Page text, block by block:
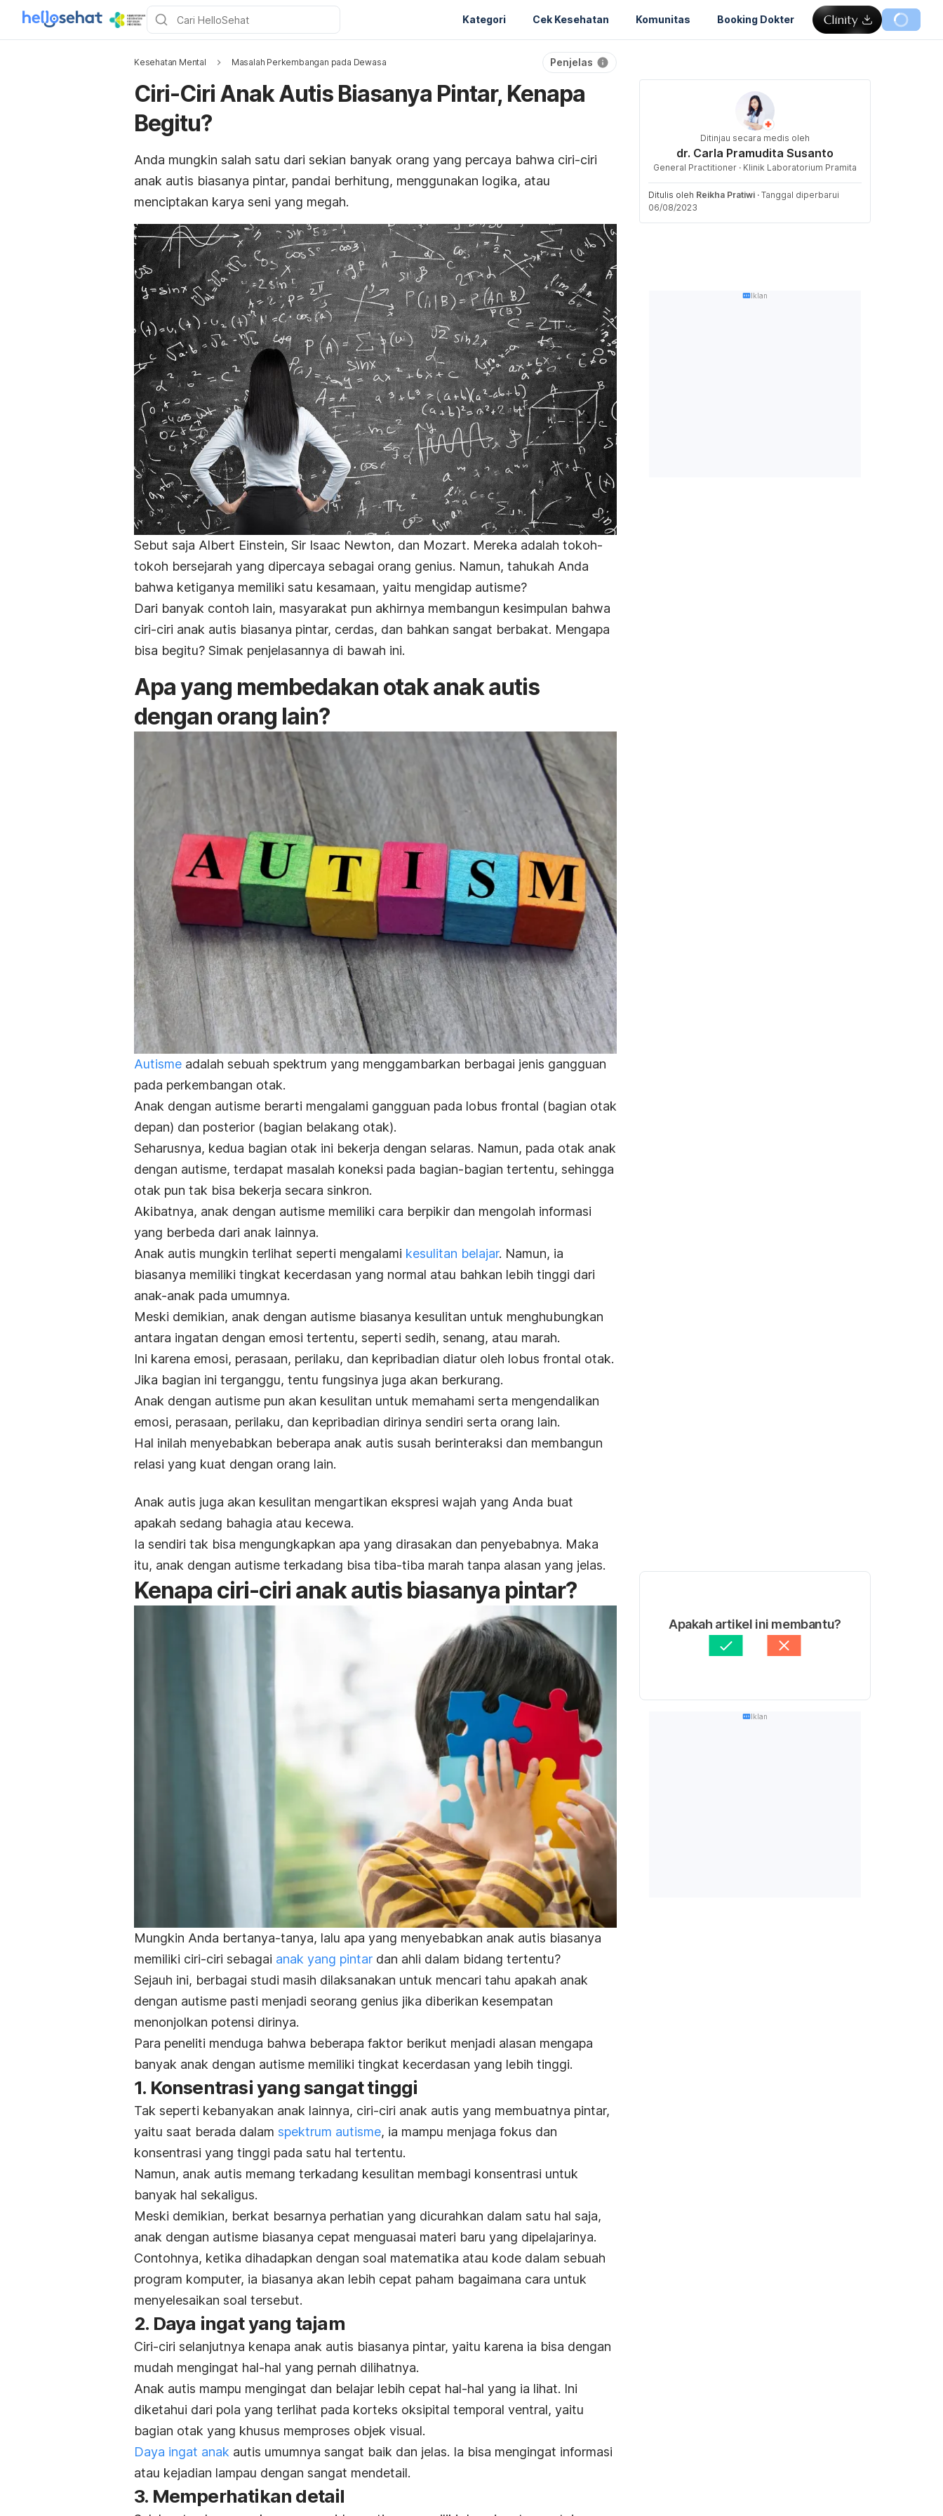
Kategori Cek Kesehatan Komunitas Booking Dokter
Kesehatan Mental Masalah Perkembangan pada Dewasa Penjelas
Ciri-Ciri Anak Autis Biasanya Pintar, Kenapa
Begitu?
Anda mungkin salah satu dari sekian banyak orang yang percaya bahwa ciri-ciri
anak autis biasanya pintar, pandai berhitung, menggunakan logika, atau
menciptakan karya seni yang megah.
Sebut saja Albert Einstein, Sir Isaac Newton, dan Mozart. Mereka adalah tokoh-
tokoh bersejarah yang dipercaya sebagai orang genius. Namun, tahukah Anda
bahwa ketiganya memiliki satu kesamaan, yaitu mengidap autisme?
Dari banyak contoh lain, masyarakat pun akhirnya membangun kesimpulan bahwa
ciri-ciri anak autis biasanya pintar, cerdas, dan bahkan sangat berbakat. Mengapa
bisa begitu? Simak penjelasannya di bawah ini.
Apa yang membedakan otak anak autis
dengan orang lain?
Autisme adalah sebuah spektrum yang menggambarkan berbagai jenis gangguan
pada perkembangan otak.
Anak dengan autisme berarti mengalami gangguan pada lobus frontal (bagian otak
depan) dan posterior (bagian belakang otak).
Seharusnya, kedua bagian otak ini bekerja dengan selaras. Namun, pada otak anak
dengan autisme, terdapat masalah koneksi pada bagian-bagian tertentu, sehingga
otak pun tak bisa bekerja secara sinkron.
Akibatnya, anak dengan autisme memiliki cara berpikir dan mengolah informasi
yang berbeda dari anak lainnya.
Anak autis mungkin terlihat seperti mengalami kesulitan belajar. Namun, ia
biasanya memiliki tingkat kecerdasan yang normal atau bahkan lebih tinggi dari
anak-anak pada umumnya.
Meski demikian, anak dengan autisme biasanya kesulitan untuk menghubungkan
antara ingatan dengan emosi tertentu, seperti sedih, senang, atau marah.
Ini karena emosi, perasaan, perilaku, dan kepribadian diatur oleh lobus frontal otak.
Jika bagian ini terganggu, tentu fungsinya juga akan berkurang.
Anak dengan autisme pun akan kesulitan untuk memahami serta mengendalikan
emosi, perasaan, perilaku, dan kepribadian dirinya sendiri serta orang lain.
Hal inilah menyebabkan beberapa anak autis susah berinteraksi dan membangun
relasi yang kuat dengan orang lain.
Anak autis juga akan kesulitan mengartikan ekspresi wajah yang Anda buat
apakah sedang bahagia atau kecewa.
Ia sendiri tak bisa mengungkapkan apa yang dirasakan dan penyebabnya. Maka
itu, anak dengan autisme terkadang bisa tiba-tiba marah tanpa alasan yang jelas.
Kenapa ciri-ciri anak autis biasanya pintar?
Mungkin Anda bertanya-tanya, lalu apa yang menyebabkan anak autis biasanya
memiliki ciri-ciri sebagai anak yang pintar dan ahli dalam bidang tertentu?
Sejauh ini, berbagai studi masih dilaksanakan untuk mencari tahu apakah anak
dengan autisme pasti menjadi seorang genius jika diberikan kesempatan
menonjolkan potensi dirinya.
Para peneliti menduga bahwa beberapa faktor berikut menjadi alasan mengapa
banyak anak dengan autisme memiliki tingkat kecerdasan yang lebih tinggi.
1. Konsentrasi yang sangat tinggi
Tak seperti kebanyakan anak lainnya, ciri-ciri anak autis yang membuatnya pintar,
yaitu saat berada dalam spektrum autisme, ia mampu menjaga fokus dan
konsentrasi yang tinggi pada satu hal tertentu.
Namun, anak autis memang terkadang kesulitan membagi konsentrasi untuk
banyak hal sekaligus.
Meski demikian, berkat besarnya perhatian yang dicurahkan dalam satu hal saja,
anak dengan autisme biasanya cepat menguasai materi baru yang dipelajarinya.
Contohnya, ketika dihadapkan dengan soal matematika atau kode dalam sebuah
program komputer, ia biasanya akan lebih cepat paham bagaimana cara untuk
menyelesaikan soal tersebut.
2. Daya ingat yang tajam
Ciri-ciri selanjutnya kenapa anak autis biasanya pintar, yaitu karena ia bisa dengan
mudah mengingat hal-hal yang pernah dilihatnya.
Anak autis mampu mengingat dan belajar lebih cepat hal-hal yang ia lihat. Ini
diketahui dari pola yang terlihat pada korteks oksipital temporal ventral, yaitu
bagian otak yang khusus memproses objek visual.
Daya ingat anak autis umumnya sangat baik dan jelas. Ia bisa mengingat informasi
atau kejadian lampau dengan sangat mendetail.
3. Memperhatikan detail
Ditinjau secara medis oleh
dr. Carla Pramudita Susanto
General Practitioner · Klinik Laboratorium Pramita
Ditulis oleh Reikha Pratiwi · Tanggal diperbarui
06/08/2023
Iklan
Apakah artikel ini membantu?
Iklan